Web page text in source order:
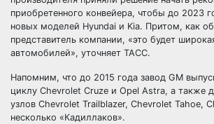
приобретенного конвейера, чтобы до 2023
новых моделей Hyundai и Kia. Притом, как
представитель компании, «это будет
автомобилей», уточняет ТАСС.
Напомним, что до 2015 года завод GM
циклу Chevrolet Cruze и Opel Astra, а также
узлов Chevrolet Trailblazer, Chevrolet Tahoe,
несколько «Кадиллаков».